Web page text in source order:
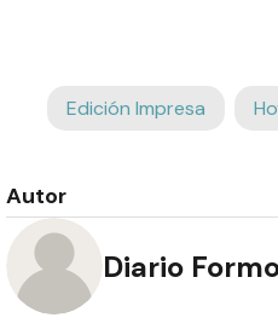
Edición Impresa
Autor
Diario